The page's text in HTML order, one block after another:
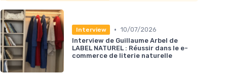
Interview • 10/07/2026
Interview de Guillaume Arbel de
LABEL NATUREL : Réussir dans le e-
commerce de literie naturelle